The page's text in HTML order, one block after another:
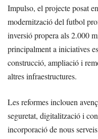
Impulso, el projecte posat
modernització del futbol
inversió propera als 2.000
principalment a iniciatives
construcció, ampliació i
altres infraestructures.
Les reformes inclouen
seguretat, digitalització i
incorporació de nous